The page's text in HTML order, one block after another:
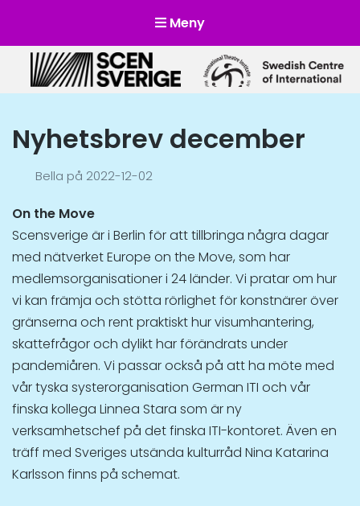
Meny
Scensverige
Mötesplats för svensk och internationell scenkonst
Nyhetsbrev december
Bella på 2022-12-02
On the Move
Scensverige är i Berlin för att tillbringa några dagar
med nätverket Europe on the Move, som har
medlemsorganisationer i 24 länder. Vi pratar om hur
vi kan främja och stötta rörlighet för konstnärer över
gränserna och rent praktiskt hur visumhantering,
skattefrågor och dylikt har förändrats under
pandemiåren. Vi passar också på att ha möte med
vår tyska systerorganisation German ITI och vår
finska kollega Linnea Stara som är ny
verksamhetschef på det finska ITI-kontoret. Även en
träff med Sveriges utsända kulturråd Nina Katarina
Karlsson finns på schemat.